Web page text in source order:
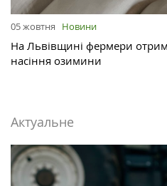
05 жовтня Новини
На Львівщині фермери
насіння озимини
Актуальне